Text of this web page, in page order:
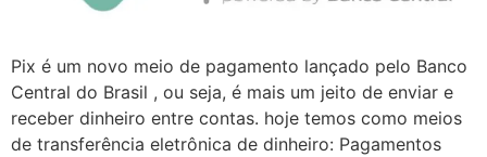
Pix é um novo meio de pagamento lançado pelo Banco
Central do Brasil , ou seja, é mais um jeito de enviar e
receber dinheiro entre contas. hoje temos como meios
de transferência eletrônica de dinheiro: Pagamentos